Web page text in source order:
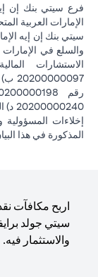
فرع سيتي بنك إن
الإمارات العربية
سيتي بنك إن إيه
الاستشارات
إخلاءات المسؤولية
المذكورة في هذا
اربح مكافآت
سيتي جولد
والاستثمار فيه.